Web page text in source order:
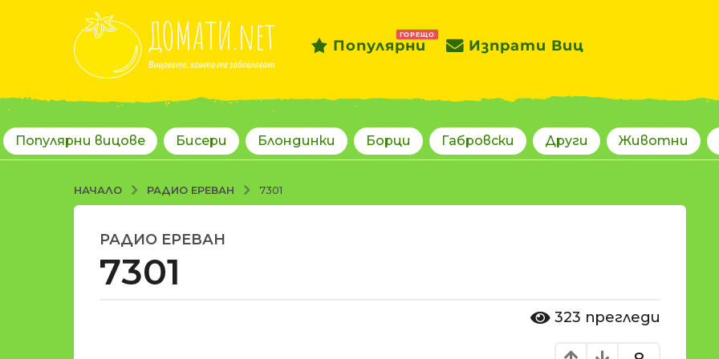
Популярни
ГОРЕЩО
Изпрати Виц
Популярни вицове Бисери Блондинки Борци Габровски Други Животни
НАЧАЛО РАДИО ЕРЕВАН 7301
1
8
г
РАДИО ЕРЕВАН
7301
323 прегледи